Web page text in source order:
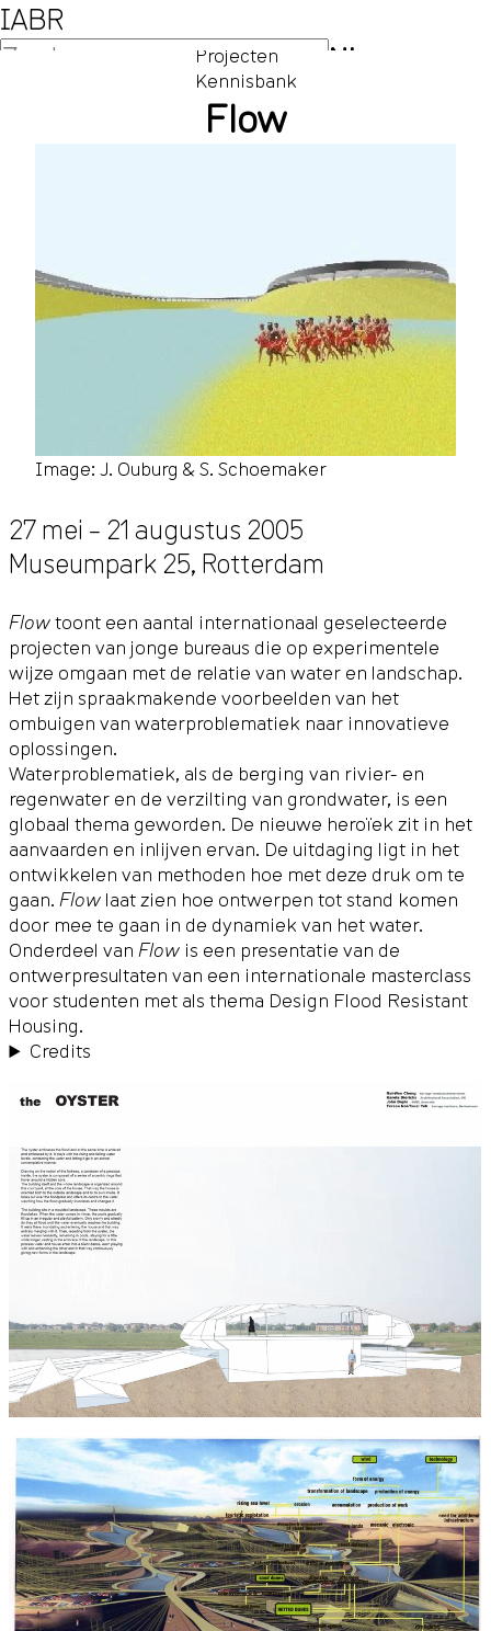
IABR
NL
Projecten
Kennisbank
Flow
Image: J. Ouburg & S. Schoemaker
27 mei – 21 augustus 2005
Museumpark 25, Rotterdam
Flowtoont een aantal internationaal geselecteerde
projecten van jonge bureaus die op experimentele
wijze omgaan met de relatie van water en landschap.
Het zijn spraakmakende voorbeelden van het
ombuigen van waterproblematiek naar innovatieve
oplossingen.
Waterproblematiek, als de berging van rivier- en
regenwater en de verzilting van grondwater, is een
globaal thema geworden. De nieuwe heroïek zit in het
aanvaarden en inlijven ervan. De uitdaging ligt in het
ontwikkelen van methoden hoe met deze druk om te
gaan.Flow laat zien hoe ontwerpen tot stand komen
door mee te gaan in de dynamiek van het water.
Onderdeel vanFlow is een presentatie van de
ontwerpresultaten van een internationale masterclass
voor studenten met als thema Design Flood Resistant
Housing.
Credits